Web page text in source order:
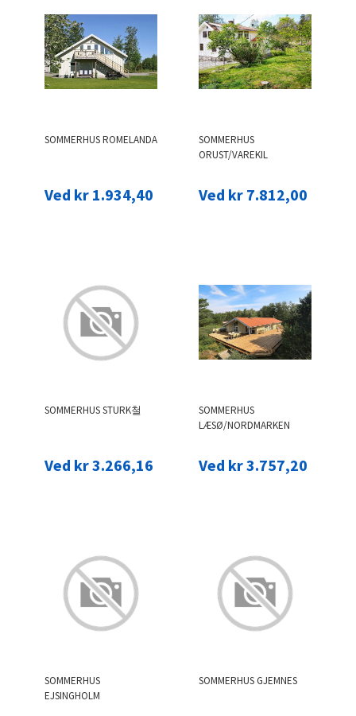
SOMMERHUS ROMELANDA
Ved kr 1.934,40
SOMMERHUS
ORUST/VAREKIL
Ved kr 7.812,00
SOMMERHUS STURK철
Ved kr 3.266,16
SOMMERHUS
LÆSØ/NORDMARKEN
Ved kr 3.757,20
SOMMERHUS
EJSINGHOLM
SOMMERHUS GJEMNES